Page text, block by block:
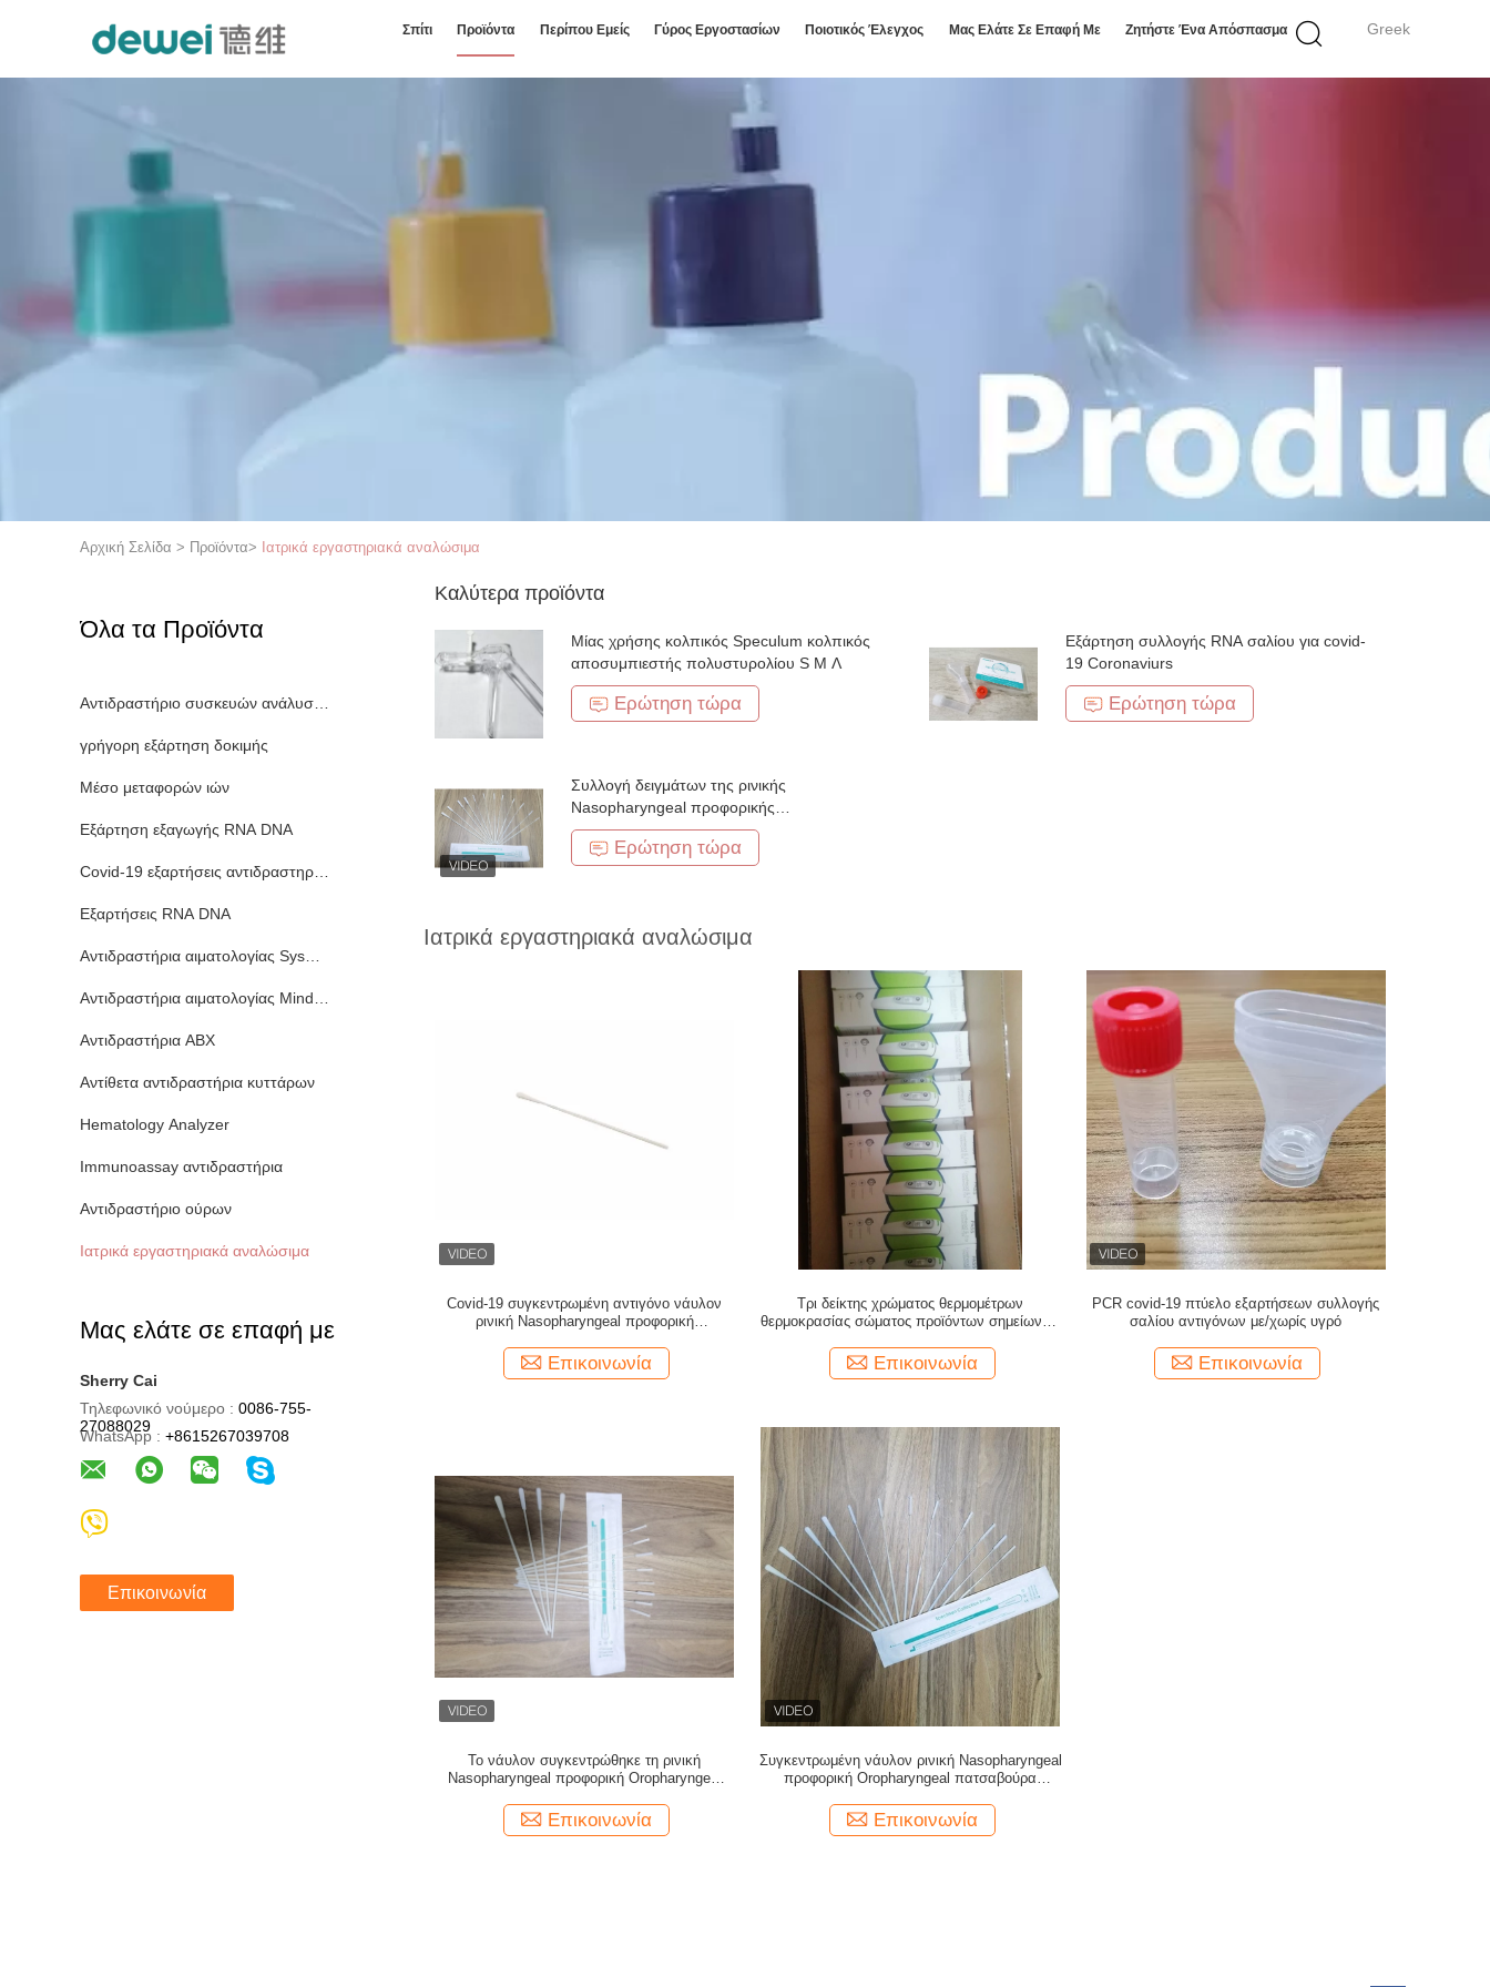
Greek
Σπίτι Προϊόντα Περίπου Εμείς Γύρος Εργοστασίων Ποιοτικός Έλεγχος Μας Ελάτε Σε Επαφή Με Ζητήστε Ένα Απόσπασμα
Αρχική Σελίδα > Προϊόντα> Ιατρικά εργαστηριακά αναλώσιμα
Όλα τα Προϊόντα
Αντιδραστήριο συσκευών ανάλυσης αιματολογίας
γρήγορη εξάρτηση δοκιμής
Μέσο μεταφορών ιών
Εξάρτηση εξαγωγής RNA DNA
Covid-19 εξαρτήσεις αντιδραστηρίων
Εξαρτήσεις RNA DNA
Αντιδραστήρια αιματολογίας Sysmex
Αντιδραστήρια αιματολογίας Mindray
Αντιδραστήρια ABX
Αντίθετα αντιδραστήρια κυττάρων
Hematology Analyzer
Immunoassay αντιδραστήρια
Αντιδραστήριο ούρων
Ιατρικά εργαστηριακά αναλώσιμα
Μας ελάτε σε επαφή με
Sherry Cai
Τηλεφωνικό νούμερο : 0086-755-
27088029
WhatsApp : +8615267039708
Επικοινωνία
Καλύτερα προϊόντα
Μίας χρήσης κολπικός Speculum κολπικός
αποσυμπιεστής πολυστυρολίου S Μ Λ
Ερώτηση τώρα
Εξάρτηση συλλογής RNA σαλίου για covid-
19 Coronaviurs
Ερώτηση τώρα
Συλλογή δειγμάτων της ρινικής
Nasopharyngeal προφορικής
Oropharyngeal πατσαβούρας συλλογής
covid-19Ερώτηση τώρα
Ιατρικά εργαστηριακά αναλώσιμα
Covid-19 συγκεντρωμένη αντιγόνο νάυλον
ρινική Nasopharyngeal προφορική
Επικοινωνία
Τρι δείκτης χρώματος θερμομέτρων
θερμοκρασίας σώματος προϊόντων σημείων με
Επικοινωνία
PCR covid-19 πτύελο εξαρτήσεων συλλογής
σαλίου αντιγόνων με/χωρίς υγρό
Επικοινωνία
Το νάυλον συγκεντρώθηκε τη ρινική
Nasopharyngeal προφορική Oropharyngeal
Επικοινωνία
Συγκεντρωμένη νάυλον ρινική Nasopharyngeal
προφορική Oropharyngeal πατσαβούρα
Επικοινωνία